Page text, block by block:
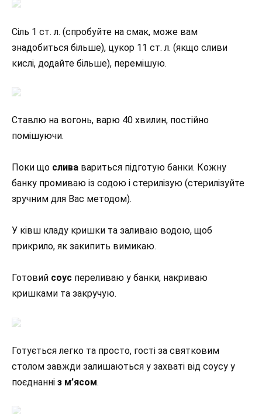
Сіль 1 ст. л. (спробуйте на смак, може вам
знадобиться більше), цукор 11 ст. л. (якщо сливи
кислі, додайте більше), перемішую.
Ставлю на вогонь, варю 40 хвилин, постійно
помішуючи.
Поки що слива вариться підготую банки. Кожну
банку промиваю із содою і стерилізую (стерилізуйте
зручним для Вас методом).
У ківш кладу кришки та заливаю водою, щоб
прикрило, як закипить вимикаю.
Готовий соус переливаю у банки, накриваю
кришками та закручую.
Готується легко та просто, гості за святковим
столом завжди залишаються у захваті від соусу у
поєднанні з м’ясом.